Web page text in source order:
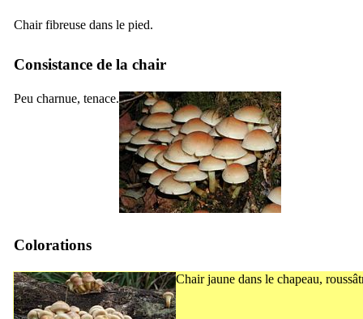
Chair fibreuse dans le pied.
Consistance de la chair
Peu charnue, tenace.
Colorations
Chair jaune dans le chapeau,